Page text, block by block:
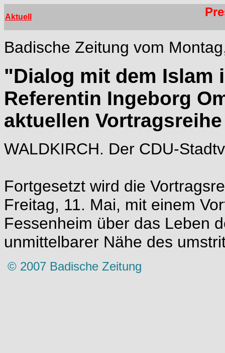
Aktuell
Badische Zeitung vom
"Dialog mit dem Islam
Referentin Ingeborg
aktuellen
WALDKIRCH. Der CDU-
Fortgesetzt wird die
Freitag, 11. Mai, mit einem
Fessenheim über das Leben
unmittelbarer Nähe des
© 2007 Badische Zeitung